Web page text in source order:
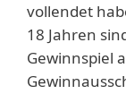
vollendet
18 Jahren
Gewinnspiel